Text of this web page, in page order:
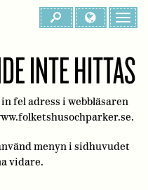
INTE HITTAS
fel adress i webbläsaren
menyn i sidhuvudet
vidare.